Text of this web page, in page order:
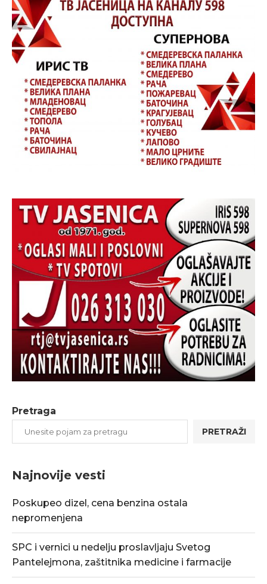
Pretraga
PRETRAŽI
Najnovije vesti
Poskupeo dizel, cena benzina ostala
nepromenjena
SPC i vernici u nedelju proslavljaju Svetog
Pantelejmona, zaštitnika medicine i farmacije